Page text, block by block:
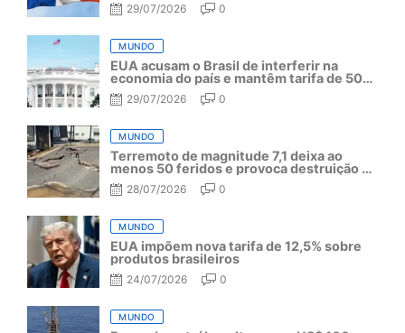
29/07/2026 0
MUNDO
EUA acusam o Brasil de interferir na
economia do país e mantêm tarifa de 50%
por mais um ano
29/07/2026 0
MUNDO
Terremoto de magnitude 7,1 deixa ao
menos 50 feridos e provoca destruição no
Japão
28/07/2026 0
MUNDO
EUA impõem nova tarifa de 12,5% sobre
produtos brasileiros
24/07/2026 0
MUNDO